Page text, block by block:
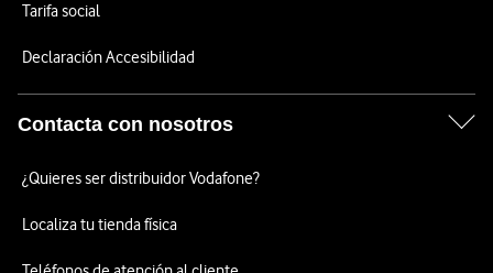
Tarifa social
Declaración Accesibilidad
Contacta con nosotros
¿Quieres ser distribuidor Vodafone?
Localiza tu tienda física